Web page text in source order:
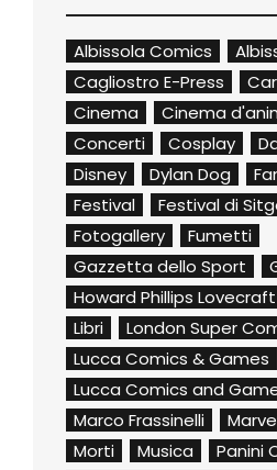
Albissola Comics
Cagliostro E-Press
Cinema
Cinema
Concerti
Cosplay
Disney
Dylan Dog
Festival
Festival di
Fotogallery
Fumetti
Gazzetta dello Sport
Howard Phillips Lovecraft
Libri
London Super
Lucca Comics & Games
Lucca Comics and
Marco Frassinelli
Morti
Musica Panini